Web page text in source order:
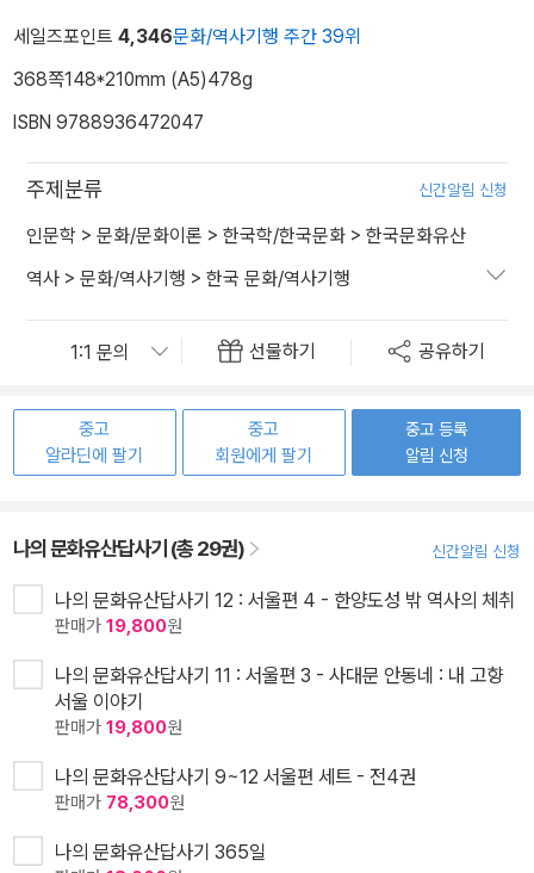
세일즈포인트 4,346문화/역사기행 주간 39위
368쪽148*210mm (A5)478g
ISBN 9788936472047
주제분류 신간알림 신청
인문학 > 문화/문화이론 > 한국학/한국문화 > 한국문화유산
역사 > 문화/역사기행 > 한국 문화/역사기행
선물하기 공유하기
중고
알라딘에 팔기
중고
회원에게 팔기
중고 등록
알림 신청
나의 문화유산답사기 (총 29권) 신간알림 신청
나의 문화유산답사기 12 : 서울편 4 - 한양도성 밖 역사의 체취
판매가 19,800원
나의 문화유산답사기 11 : 서울편 3 - 사대문 안동네 : 내 고향
서울 이야기
판매가 19,800원
나의 문화유산답사기 9~12 서울편 세트 - 전4권
판매가 78,300원
나의 문화유산답사기 365일